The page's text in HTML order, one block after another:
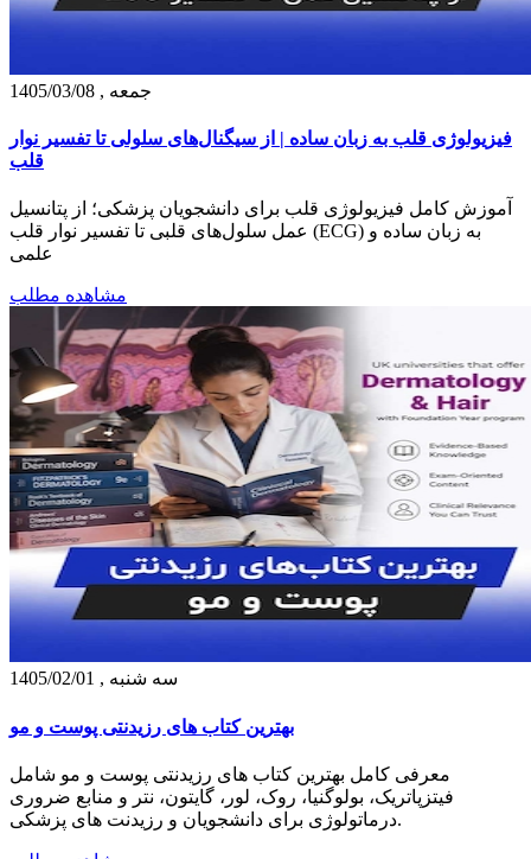
جمعه , 1405/03/08
فیزیولوژی قلب به زبان ساده | از سیگنال‌های سلولی تا تفسیر نوار
قلب
آموزش کامل فیزیولوژی قلب برای دانشجویان پزشکی؛ از پتانسیل
عمل سلول‌های قلبی تا تفسیر نوار قلب (ECG) به زبان ساده و
علمی
مشاهده مطلب
سه شنبه , 1405/02/01
بهترین کتاب‌ های رزیدنتی پوست و مو
معرفی کامل بهترین کتاب‌ های رزیدنتی پوست و مو شامل
فیتزپاتریک، بولوگنیا، روک، لور، گایتون، نتر و منابع ضروری
درماتولوژی برای دانشجویان و رزیدنت‌ های پزشکی.